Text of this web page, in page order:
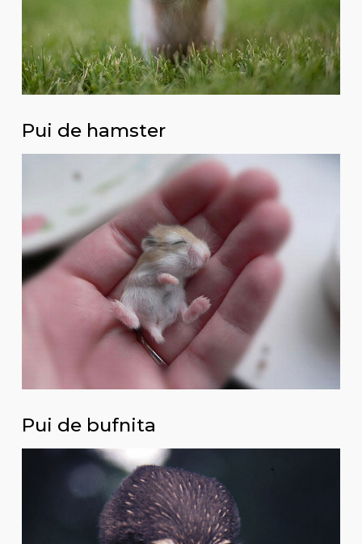
Pui de hamster
Pui de bufnita